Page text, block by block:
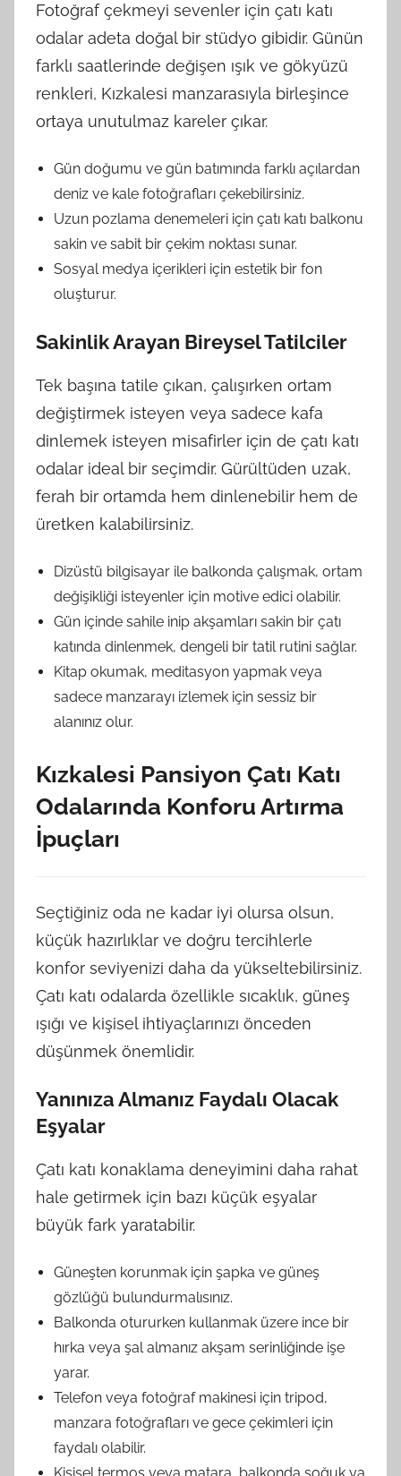
Fotoğraf çekmeyi sevenler için çatı katı
odalar adeta doğal bir stüdyo gibidir. Günün
farklı saatlerinde değişen ışık ve gökyüzü
renkleri, Kızkalesi manzarasıyla birleşince
ortaya unutulmaz kareler çıkar.
Gün doğumu ve gün batımında farklı açılardan
deniz ve kale fotoğrafları çekebilirsiniz.
Uzun pozlama denemeleri için çatı katı balkonu
sakin ve sabit bir çekim noktası sunar.
Sosyal medya içerikleri için estetik bir fon
oluşturur.
Sakinlik Arayan Bireysel Tatilciler
Tek başına tatile çıkan, çalışırken ortam
değiştirmek isteyen veya sadece kafa
dinlemek isteyen misafirler için de çatı katı
odalar ideal bir seçimdir. Gürültüden uzak,
ferah bir ortamda hem dinlenebilir hem de
üretken kalabilirsiniz.
Dizüstü bilgisayar ile balkonda çalışmak, ortam
değişikliği isteyenler için motive edici olabilir.
Gün içinde sahile inip akşamları sakin bir çatı
katında dinlenmek, dengeli bir tatil rutini sağlar.
Kitap okumak, meditasyon yapmak veya
sadece manzarayı izlemek için sessiz bir
alanınız olur.
Kızkalesi Pansiyon Çatı Katı
Odalarında Konforu Artırma
İpuçları
Seçtiğiniz oda ne kadar iyi olursa olsun,
küçük hazırlıklar ve doğru tercihlerle
konfor seviyenizi daha da yükseltebilirsiniz.
Çatı katı odalarda özellikle sıcaklık, güneş
ışığı ve kişisel ihtiyaçlarınızı önceden
düşünmek önemlidir.
Yanınıza Almanız Faydalı Olacak
Eşyalar
Çatı katı konaklama deneyimini daha rahat
hale getirmek için bazı küçük eşyalar
büyük fark yaratabilir.
Güneşten korunmak için şapka ve güneş
gözlüğü bulundurmalısınız.
Balkonda otururken kullanmak üzere ince bir
hırka veya şal almanız akşam serinliğinde işe
yarar.
Telefon veya fotoğraf makinesi için tripod,
manzara fotoğrafları ve gece çekimleri için
faydalı olabilir.
Kişisel termos veya matara, balkonda soğuk ya